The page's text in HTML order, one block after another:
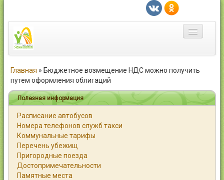
Город
Статьи
Каталог
Справочник
Работа
Главная » Бюджетное возмещение НДС можно получить
путем оформления облигаций
Полезная информация
Расписание автобусов
Номера телефонов служб такси
Коммунальные тарифы
Перечень убежищ
Пригородные поезда
Достопримечательности
Памятные места